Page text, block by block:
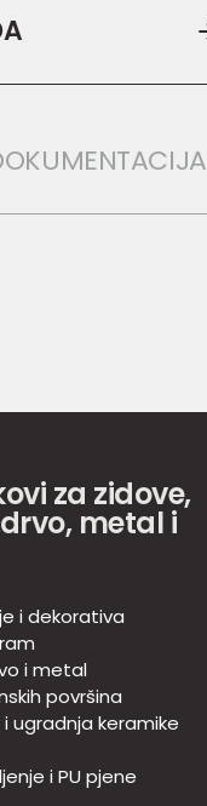
za zidove,
metal i
i dekorativa
i metal
površina
ugradnja keramike
i PU pjene